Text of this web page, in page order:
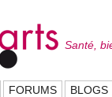
Santé,
FORUMS BLOGS